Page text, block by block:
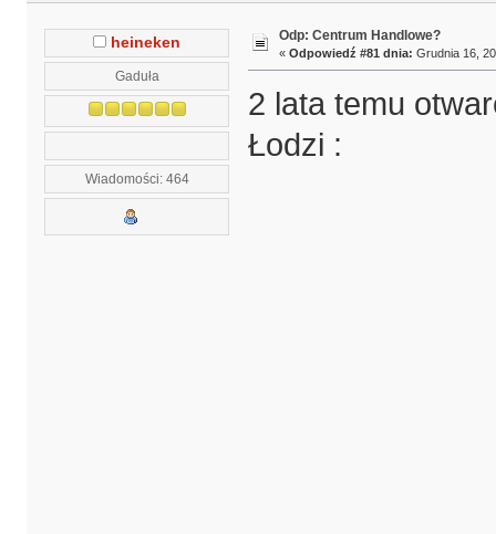
heineken
Gaduła
Wiadomości: 464
Odp: Centrum Handlowe?
« Odpowiedź #81 dnia: Grudnia 16,
2 lata temu
Łodzi :